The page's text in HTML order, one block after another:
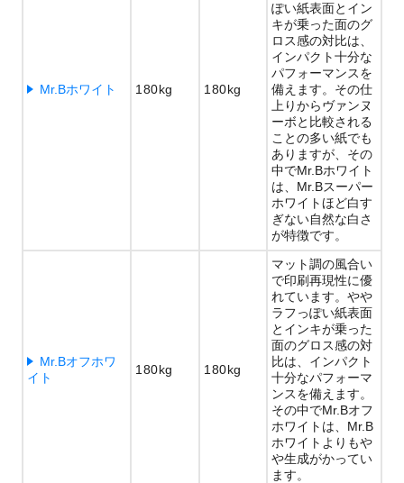
Mr.Bホワイト 180kg 180kg
ぽい紙表面とイン
キが乗った面のグ
ロス感の対比は、
インパクト十分な
パフォーマンスを
備えます。その仕
上りからヴァンヌ
ーボと比較される
ことの多い紙でも
ありますが、その
中でMr.Bホワイト
は、Mr.Bスーパー
ホワイトほど白す
ぎない自然な白さ
が特徴です。
Mr.Bオフホワ
イト
180kg 180kg
マット調の風合い
で印刷再現性に優
れています。やや
ラフっぽい紙表面
とインキが乗った
面のグロス感の対
比は、インパクト
十分なパフォーマ
ンスを備えます。
その中でMr.Bオフ
ホワイトは、Mr.B
ホワイトよりもや
や生成がかってい
ます。